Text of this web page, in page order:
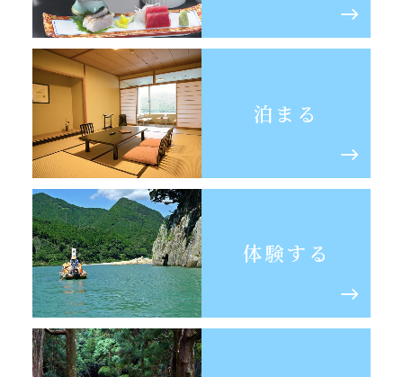
泊まる
体験する